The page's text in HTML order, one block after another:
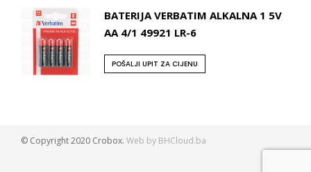
BATERIJA VERBATIM ALKALNA 1 5V
AA 4/1 49921 LR-6
POŠALJI UPIT ZA CIJENU
© Copyright 2020 Crobox. Web by BHCloud.ba